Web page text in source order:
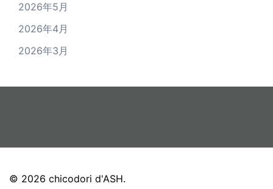
2026年5月
2026年4月
2026年3月
© 2026 chicodori d'ASH.